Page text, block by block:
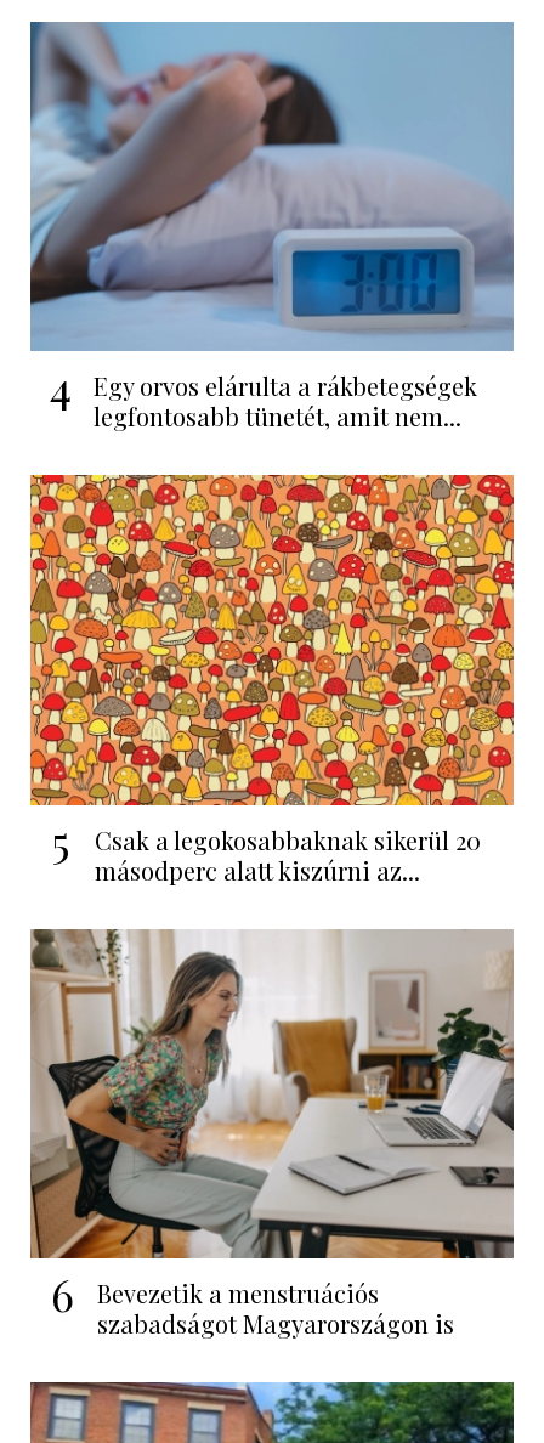
4
Egy orvos elárulta a rákbetegségek
legfontosabb tünetét, amit nem...
5
Csak a legokosabbaknak sikerül 20
másodperc alatt kiszúrni az...
6
Bevezetik a menstruációs
szabadságot Magyarországon is